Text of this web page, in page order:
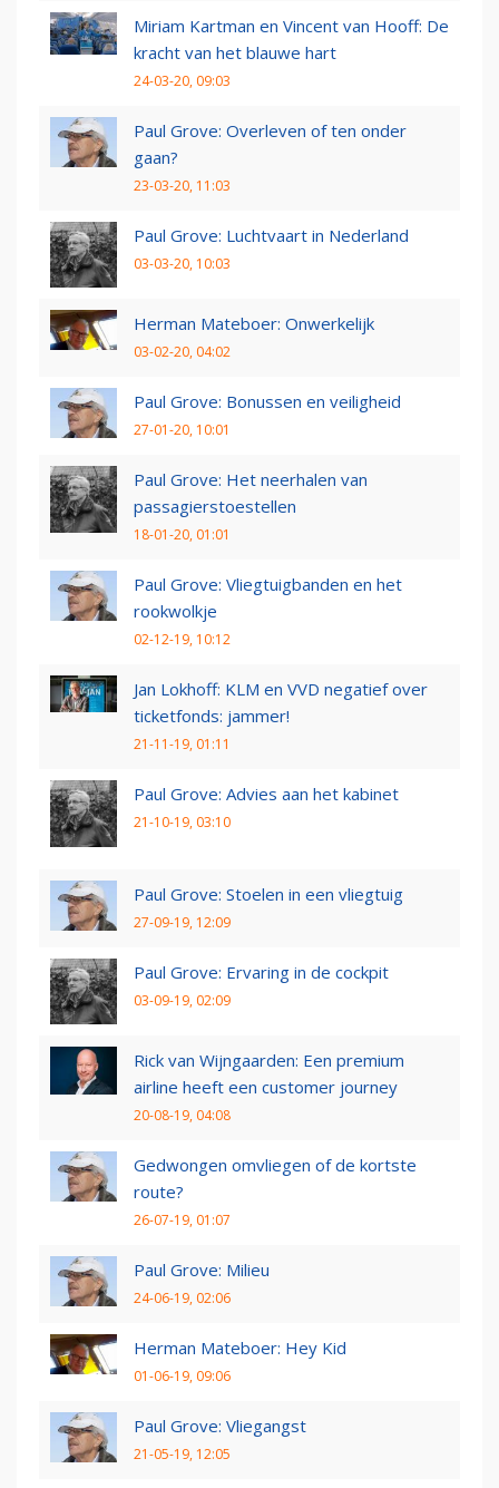
Miriam Kartman en Vincent van Hooff: De
kracht van het blauwe hart
24-03-20, 09:03
Paul Grove: Overleven of ten onder
gaan?
23-03-20, 11:03
Paul Grove: Luchtvaart in Nederland
03-03-20, 10:03
Herman Mateboer: Onwerkelijk
03-02-20, 04:02
Paul Grove: Bonussen en veiligheid
27-01-20, 10:01
Paul Grove: Het neerhalen van
passagierstoestellen
18-01-20, 01:01
Paul Grove: Vliegtuigbanden en het
rookwolkje
02-12-19, 10:12
Jan Lokhoff: KLM en VVD negatief over
ticketfonds: jammer!
21-11-19, 01:11
Paul Grove: Advies aan het kabinet
21-10-19, 03:10
Paul Grove: Stoelen in een vliegtuig
27-09-19, 12:09
Paul Grove: Ervaring in de cockpit
03-09-19, 02:09
Rick van Wijngaarden: Een premium
airline heeft een customer journey
20-08-19, 04:08
Gedwongen omvliegen of de kortste
route?
26-07-19, 01:07
Paul Grove: Milieu
24-06-19, 02:06
Herman Mateboer: Hey Kid
01-06-19, 09:06
Paul Grove: Vliegangst
21-05-19, 12:05